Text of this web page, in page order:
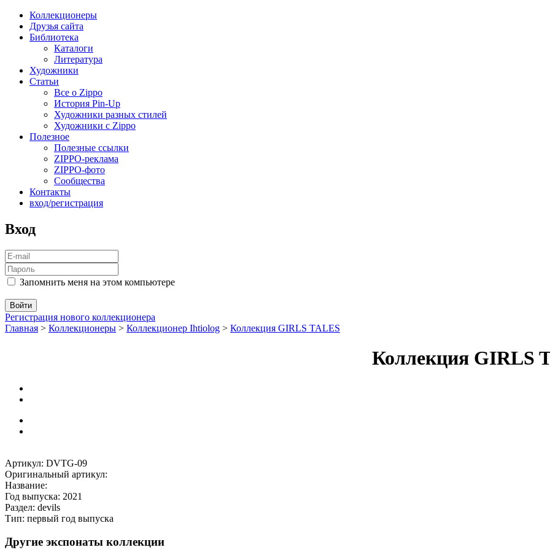
Коллекционеры
Друзья сайта
Библиотека
Каталоги
Литература
Художники
Статьи
Все о Zippo
История Pin-Up
Художники разных стилей
Художники с Zippo
Полезное
Полезные ссылки
ZIPPO-реклама
ZIPPO-фото
Сообщества
Контакты
вход/регистрация
Вход
Запомнить меня на этом компьютере
Регистрация нового коллекционера
Главная > Коллекционеры > Коллекционер Ihtiolog > Коллекция GIRLS TALES
Коллекция GIRLS
Артикул: DVTG-09
Оригинальный артикул:
Название:
Год выпуска: 2021
Раздел: devils
Тип: первый год выпуска
Другие экспонаты коллекции